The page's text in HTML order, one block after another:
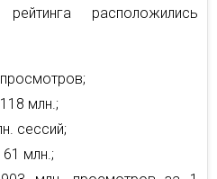
расположились
млн.;
сессий;
млн.;